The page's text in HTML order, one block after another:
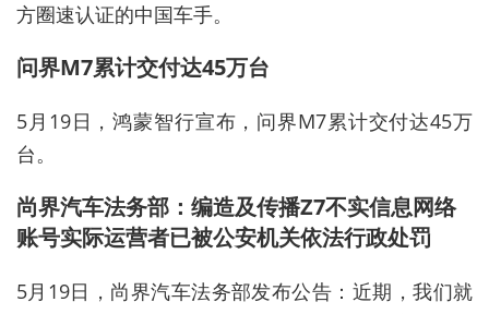
方圈速认证的中国车手。
问界M7累计交付达45万台
5月19日，鸿蒙智行宣布，问界M7累计交付达45万
台。
尚界汽车法务部：编造及传播Z7不实信息网络
账号实际运营者已被公安机关依法行政处罚
5月19日，尚界汽车法务部发布公告：近期，我们就